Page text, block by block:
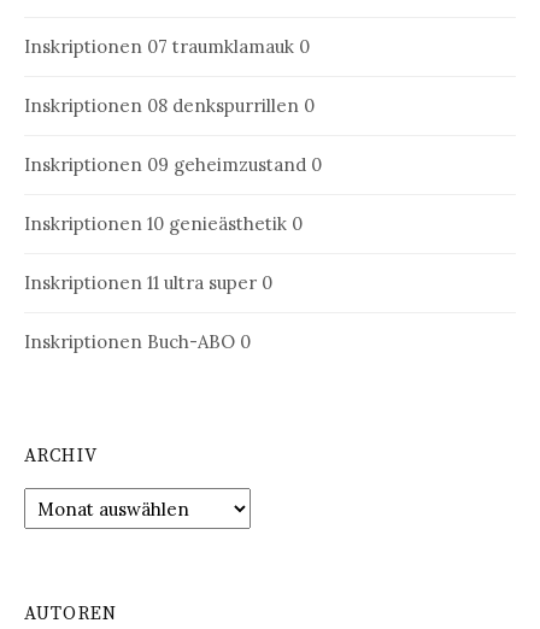
Inskriptionen 07 traumklamauk 0
Inskriptionen 08 denkspurrillen 0
Inskriptionen 09 geheimzustand 0
Inskriptionen 10 genieästhetik 0
Inskriptionen 11 ultra super 0
Inskriptionen Buch-ABO 0
ARCHIV
Archiv
AUTOREN